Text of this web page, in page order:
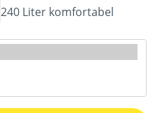
240 Liter komfortabel